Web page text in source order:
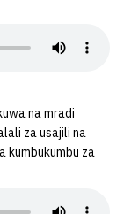
na mradi
za usajili na
kumbukumbu za